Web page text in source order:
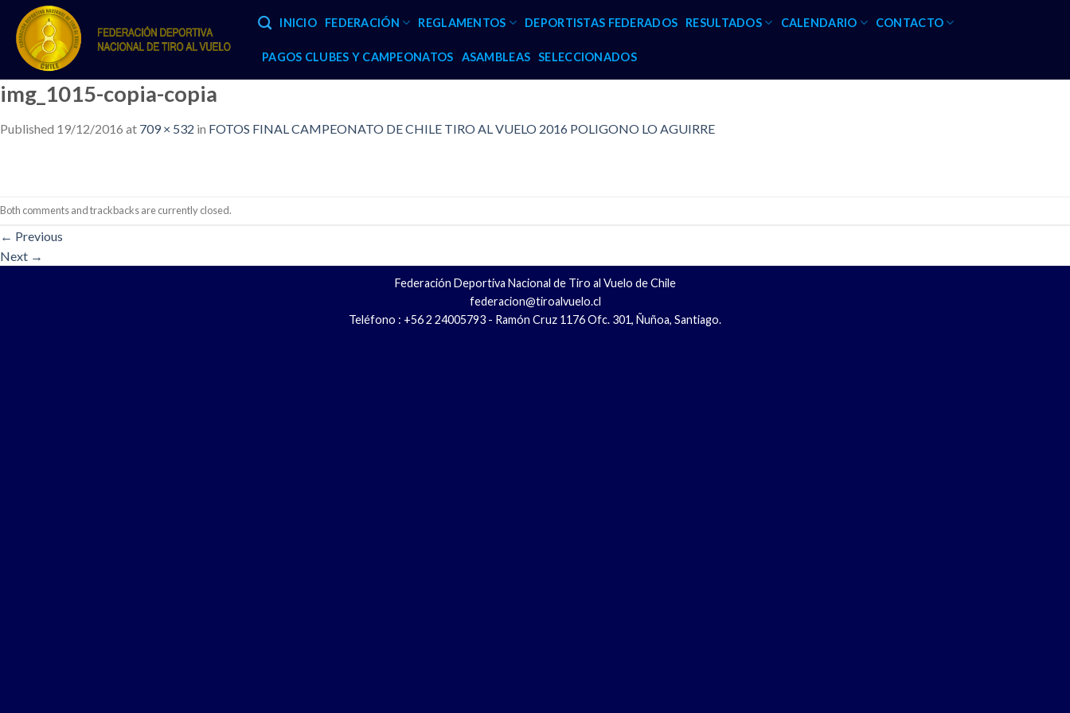
content
INICIO FEDERACIÓN REGLAMENTOS DEPORTISTAS FEDERADOS RESULTADOS CALENDARIO CONTACTO
PAGOS CLUBES Y CAMPEONATOS ASAMBLEAS SELECCIONADOS
img_1015-copia-copia
Published 19/12/2016 at 709 × 532 in FOTOS FINAL CAMPEONATO DE CHILE TIRO AL VUELO 2016 POLIGONO LO AGUIRRE
Both comments and trackbacks are currently closed.
← Previous
Next →
Federación Deportiva Nacional de Tiro al Vuelo de Chile
federacion@tiroalvuelo.cl
Teléfono : +56 2 24005793 - Ramón Cruz 1176 Ofc. 301, Ñuñoa, Santiago.